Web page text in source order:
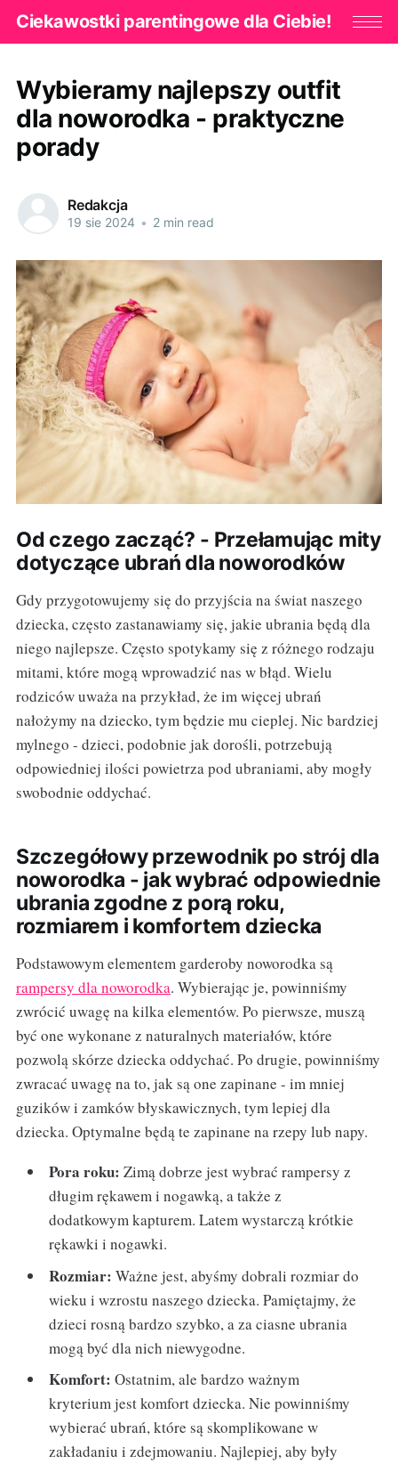
Ciekawostki parentingowe dla Ciebie!
Wybieramy najlepszy outfit
dla noworodka - praktyczne
porady
Redakcja
19 sie 2024 • 2 min read
Od czego zacząć? - Przełamując mity
dotyczące ubrań dla noworodków
Gdy przygotowujemy się do przyjścia na świat naszego
dziecka, często zastanawiamy się, jakie ubrania będą dla
niego najlepsze. Często spotykamy się z różnego rodzaju
mitami, które mogą wprowadzić nas w błąd. Wielu
rodziców uważa na przykład, że im więcej ubrań
nałożymy na dziecko, tym będzie mu cieplej. Nic bardziej
mylnego - dzieci, podobnie jak dorośli, potrzebują
odpowiedniej ilości powietrza pod ubraniami, aby mogły
swobodnie oddychać.
Szczegółowy przewodnik po strój dla
noworodka - jak wybrać odpowiednie
ubrania zgodne z porą roku,
rozmiarem i komfortem dziecka
Podstawowym elementem garderoby noworodka są
rampersy dla noworodka. Wybierając je, powinniśmy
zwrócić uwagę na kilka elementów. Po pierwsze, muszą
być one wykonane z naturalnych materiałów, które
pozwolą skórze dziecka oddychać. Po drugie, powinniśmy
zwracać uwagę na to, jak są one zapinane - im mniej
guzików i zamków błyskawicznych, tym lepiej dla
dziecka. Optymalne będą te zapinane na rzepy lub napy.
Pora roku: Zimą dobrze jest wybrać rampersy z
długim rękawem i nogawką, a także z
dodatkowym kapturem. Latem wystarczą krótkie
rękawki i nogawki.
Rozmiar: Ważne jest, abyśmy dobrali rozmiar do
wieku i wzrostu naszego dziecka. Pamiętajmy, że
dzieci rosną bardzo szybko, a za ciasne ubrania
mogą być dla nich niewygodne.
Komfort: Ostatnim, ale bardzo ważnym
kryterium jest komfort dziecka. Nie powinniśmy
wybierać ubrań, które są skomplikowane w
zakładaniu i zdejmowaniu. Najlepiej, aby były